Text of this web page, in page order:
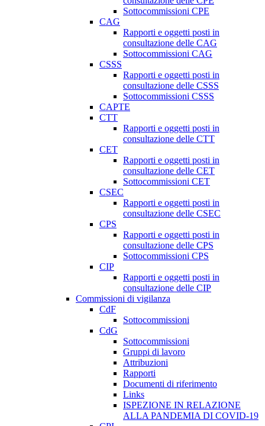
Sottocommissioni CPE
CAG
Rapporti e oggetti posti in
consultazione delle CAG
Sottocommissioni CAG
CSSS
Rapporti e oggetti posti in
consultazione delle CSSS
Sottocommissioni CSSS
CAPTE
CTT
Rapporti e oggetti posti in
consultazione delle CTT
CET
Rapporti e oggetti posti in
consultazione delle CET
Sottocommissioni CET
CSEC
Rapporti e oggetti posti in
consultazione delle CSEC
CPS
Rapporti e oggetti posti in
consultazione delle CPS
Sottocommissioni CPS
CIP
Rapporti e oggetti posti in
consultazione delle CIP
Commissioni di vigilanza
CdF
Sottocommissioni
CdG
Sottocommissioni
Gruppi di lavoro
Attribuzioni
Rapporti
Documenti di riferimento
Links
ISPEZIONE IN RELAZIONE
ALLA PANDEMIA DI COVID-19